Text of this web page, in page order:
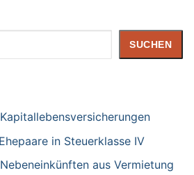
SUCHEN
in Steuerklasse IV
aus Vermietung